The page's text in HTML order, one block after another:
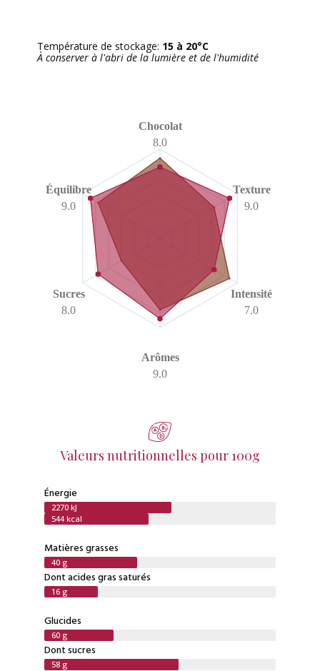
Température de stockage: 15 à 20°C
À conserver à l'abri de la lumière et de l'humidité
Chocolat
8.0
Texture
9.0
Intensité
7.0
Arômes
9.0
Sucres
8.0
Équilibre
9.0
Valeurs nutritionnelles pour 100g
Énergie
2270 kJ
544 kcal
Matières grasses
40 g
Dont acides gras saturés
16 g
Glucides
60 g
Dont sucres
58 g